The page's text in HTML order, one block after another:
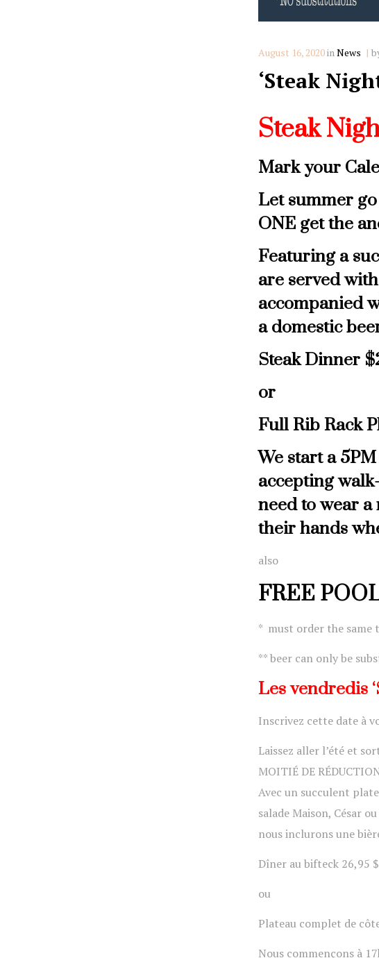
August 16, 2020inNews
‘Steak
Steak
Mark your
Let summer
ONE get the
Featuring a
are served
accompanied
a domestic
Steak Dinner
or
Full Rib Rack
We start a
accepting
need to wear
their hands
also
FREE
* must order the same
** beer can only be
Les vendredis
Inscrivez cette date à
Laissez aller l’été et
MOITIÉ DE
Avec un succulent
salade Maison, César
nous inclurons une
Dîner au bifteck 26,95
ou
Plateau complet de
Nous commençons à